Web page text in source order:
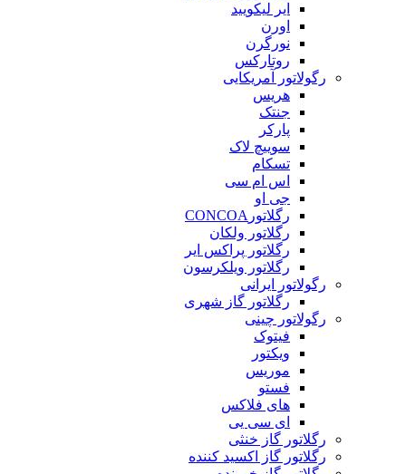
ایر لیکویید
اورن
نورگرن
روتارکس
رگولاتور آمریکایی
هریس
جنتک
پارکر
سوییچ لاک
تسکام
اس ام سی
جی او
رگلاتورCONCOA
رگلاتور ولکان
رگلاتور پراکس ایر
رگلاتور ویلکرسون
رگولاتور ایرانی
رگلاتور گاز شهری
رگولاتور چینی
فیتوک
ویکتور
موریس
فستو
های فلاکس
ای سی یی
رگلاتور گاز خنثی
رگلاتور گاز اکسید کننده